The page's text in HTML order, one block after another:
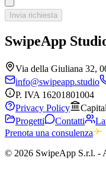
Invia richiesta
SwipeApp
Via della Giuliana 32,
info@swipeapp.studio
P. IVA 16201801004
Privacy Policy
Progetti
Contatti
Prenota una consulenza
© 2026 SwipeApp S.r.l. -